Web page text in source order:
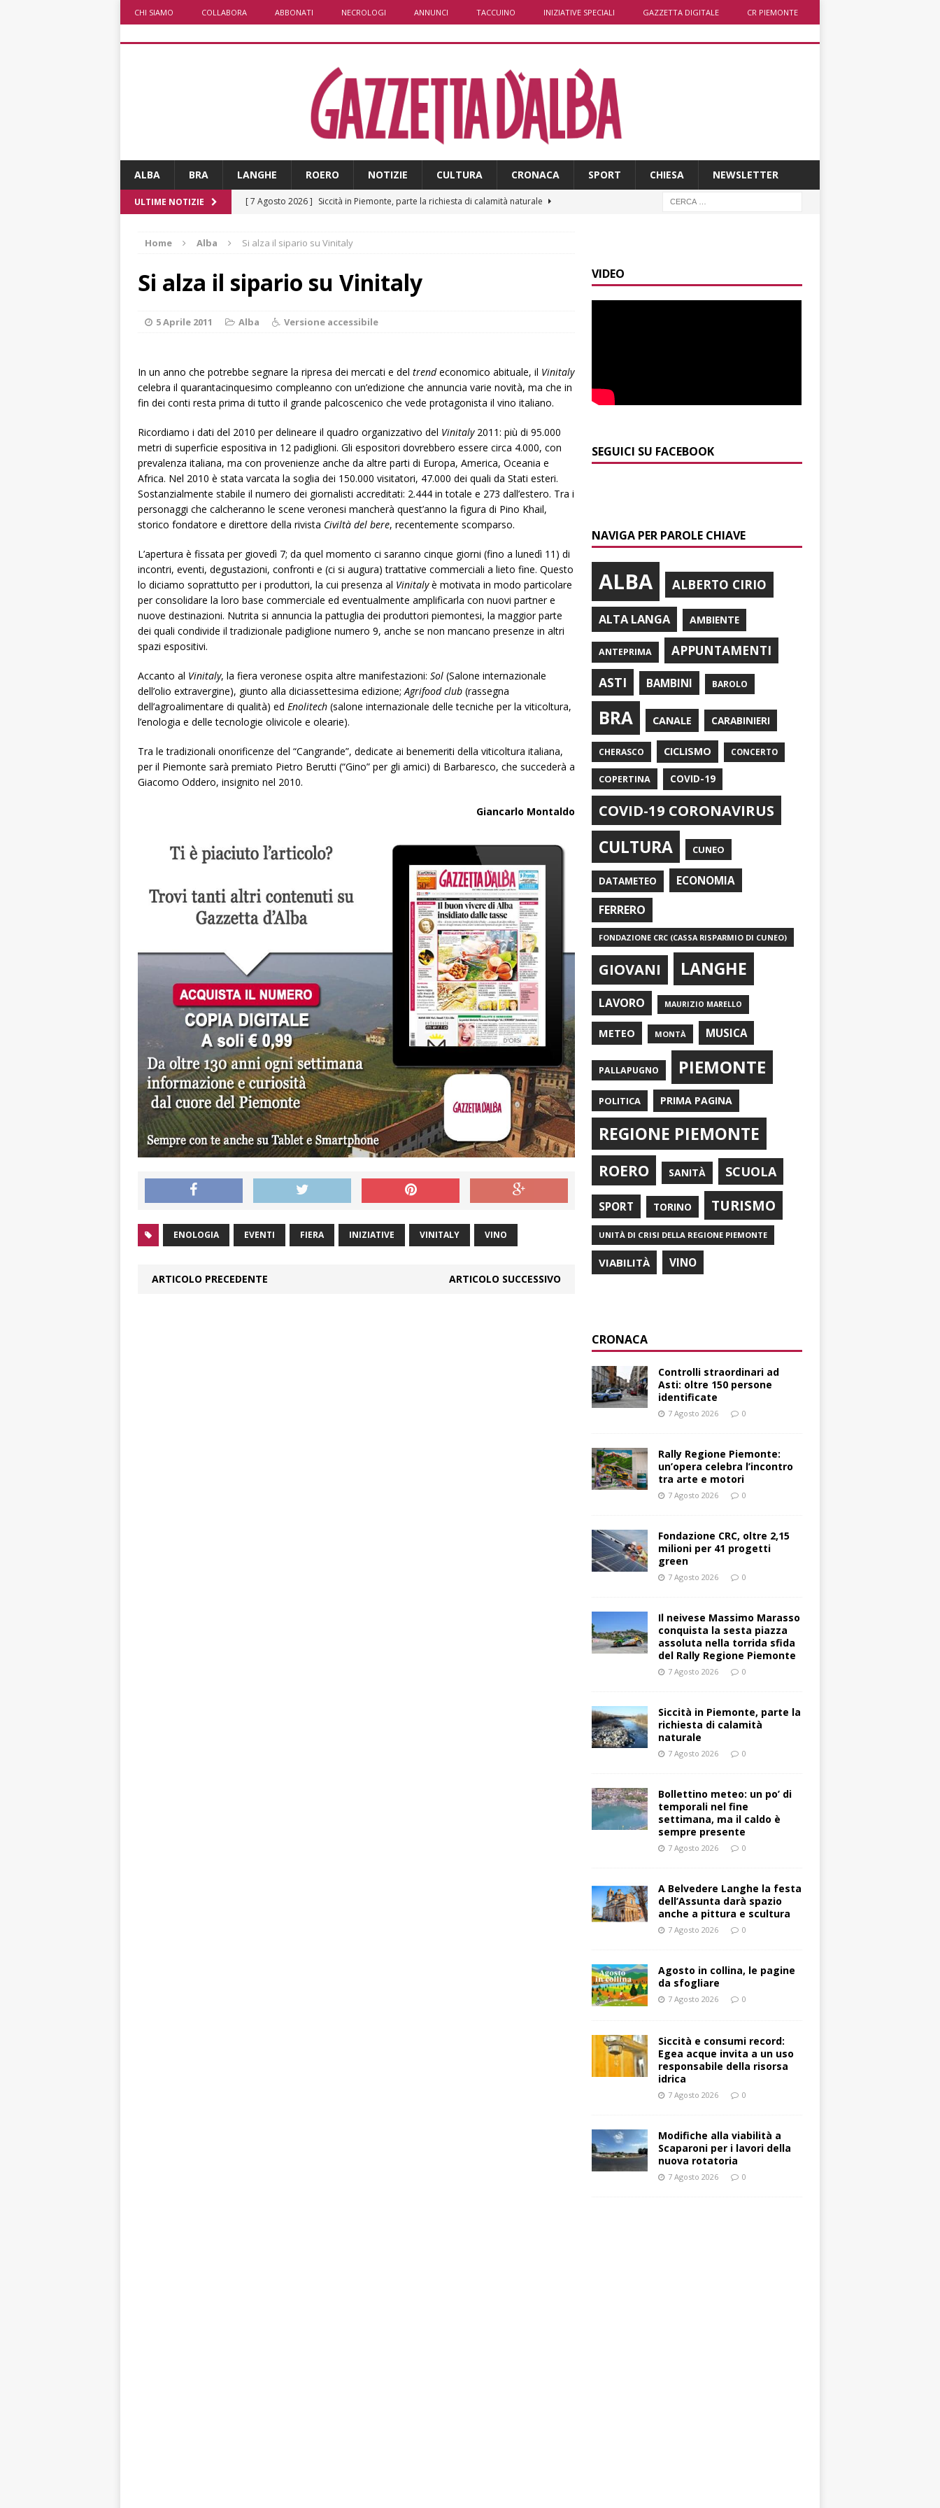
CHI SIAMO COLLABORA ABBONATI NECROLOGI ANNUNCI TACCUINO INIZIATIVE SPECIALI GAZZETTA DIGITALE CR PIEMONTE
ALBA BRA LANGHE ROERO NOTIZIE CULTURA CRONACA SPORT CHIESA NEWSLETTER
ULTIME NOTIZIE [ 7 Agosto 2026 ] Siccità in Piemonte, parte la richiesta di calamità naturale
[ 7 Agosto 2026 ] Bollettino meteo: un po’ di temporali nel fine settimana, ma il
caldo è sempre presente
ALBA
[ 7 Agosto 2026 ]
A Belvedere Langhe la festa dell’Assunta darà spazio anche a
pittura e scultura
LANGHE
[ 7 Agosto 2026 ] Siccità e consumi record: Egea acque invita a un uso
responsabile della risorsa idrica
ALBA
rotatoria
ALBA
[ 7 Agosto 2026 ] Controlli straordinari ad Asti: oltre 150 persone identificate
[ 7 Agosto 2026 ] Fondazione CRC, oltre 2,15 milioni per 41 progetti green
Home Alba Si alza il sipario su Vinitaly
Si alza il sipario su Vinitaly
5 Aprile 2011 Alba Versione accessibile
In un anno che potrebbe segnare la ripresa dei mercati e del trendeconomico abituale, il Vinitaly
celebra il quarantacinquesimo compleanno con un’edizione che annuncia varie novità, ma che in
fin dei conti resta prima di tutto il grande palcoscenico che vede protagonista il vino italiano.
Ricordiamo i dati del 2010 per delineare il quadro organizzativo del Vinitaly2011: più di 95.000
metri di superficie espositiva in 12 padiglioni. Gli espositori dovrebbero essere circa 4.000, con
prevalenza italiana, ma con provenienze anche da altre parti di Europa, America, Oceania e
Africa. Nel 2010 è stata varcata la soglia dei 150.000 visitatori, 47.000 dei quali da Stati esteri.
Sostanzialmente stabile il numero dei giornalisti accreditati: 2.444 in totale e 273 dall’estero. Tra i
personaggi che calcheranno le scene veronesi mancherà quest’anno la figura di Pino Khail,
storico fondatore e direttore della rivista Civiltà del bere, recentemente scomparso.
L’apertura è fissata per giovedì 7; da quel momento ci saranno cinque giorni (fino a lunedì 11) di
incontri, eventi, degustazioni, confronti e (ci si augura) trattative commerciali a lieto fine. Questo
lo diciamo soprattutto per i produttori, la cui presenza al Vinitalyè motivata in modo particolare
per consolidare la loro base commerciale ed eventualmente amplificarla con nuovi partner e
nuove destinazioni. Nutrita si annuncia la pattuglia dei produttori piemontesi, la maggior parte
dei quali condivide il tradizionale padiglione numero 9, anche se non mancano presenze in altri
spazi espositivi.
Accanto al Vinitaly, la fiera veronese ospita altre manifestazioni: Sol (Salone internazionale
dell’olio extravergine), giunto alla diciassettesima edizione;Agrifood club (rassegna
dell’agroalimentare di qualità) ed Enolitech (salone internazionale delle tecniche per la viticoltura,
l’enologia e delle tecnologie olivicole e olearie).
Tra le tradizionali onorificenze del “Cangrande”, dedicate ai benemeriti della viticoltura italiana,
per il Piemonte sarà premiato Pietro Berutti (“Gino” per gli amici) di Barbaresco, che succederà a
Giacomo Oddero, insignito nel 2010.
Giancarlo Montaldo
ENOLOGIA EVENTI FIERA INIZIATIVE VINITALY VINO
ARTICOLO PRECEDENTE ARTICOLO SUCCESSIVO
VIDEO
SEGUICI SU FACEBOOK
NAVIGA PER PAROLE CHIAVE
ALBA ALBERTO CIRIO
ALTA LANGA AMBIENTE
ANTEPRIMA
APPUNTAMENTI
ASTI
BAMBINI BAROLO
BRA CANALE CARABINIERI
CHERASCO CICLISMO CONCERTO
COPERTINA COVID-19
COVID-19 CORONAVIRUS
CULTURA CUNEO
DATAMETEO ECONOMIA
FERRERO
FONDAZIONE CRC (CASSA RISPARMIO DI CUNEO)
GIOVANI LANGHE
LAVORO MAURIZIO MARELLO
METEO MONTÀ MUSICA
PALLAPUGNO PIEMONTE
POLITICA PRIMA PAGINA
REGIONE PIEMONTE
ROERO SANITÀ SCUOLA
SPORT TORINO TURISMO
UNITÀ DI CRISI DELLA REGIONE PIEMONTE
VIABILITÀ VINO
CRONACA
Controlli straordinari ad
Asti: oltre 150 persone
identificate
7 Agosto 2026 0
Rally Regione Piemonte:
un’opera celebra l’incontro
tra arte e motori
7 Agosto 2026 0
Fondazione CRC, oltre 2,15
milioni per 41 progetti
green
7 Agosto 2026 0
Il neivese Massimo Marasso
conquista la sesta piazza
assoluta nella torrida sfida
del Rally Regione Piemonte
7 Agosto 2026 0
Siccità in Piemonte, parte la
richiesta di calamità
naturale
7 Agosto 2026 0
Bollettino meteo: un po’ di
temporali nel fine
settimana, ma il caldo è
sempre presente
7 Agosto 2026 0
A Belvedere Langhe la festa
dell’Assunta darà spazio
anche a pittura e scultura
7 Agosto 2026 0
Agosto in collina, le pagine
da sfogliare
7 Agosto 2026 0
Siccità e consumi record:
Egea acque invita a un uso
responsabile della risorsa
idrica
7 Agosto 2026 0
Modifiche alla viabilità a
Scaparoni per i lavori della
nuova rotatoria
7 Agosto 2026 0